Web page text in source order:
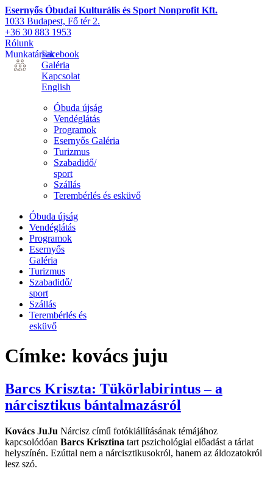
Esernyős Óbudai Kulturális és Sport Nonprofit Kft.
1033 Budapest, Fő tér 2.
+36 30 883 1953
Rólunk
MunkatársakFacebook
Galéria
Kapcsolat
English
Óbuda újság
Vendéglátás
Programok
Esernyős Galéria
Turizmus
Szabadidő/
sport
Szállás
Terembérlés és esküvő
Óbuda újság
Vendéglátás
Programok
Esernyős
Galéria
Turizmus
Szabadidő/
sport
Szállás
Terembérlés és
esküvő
Címke: kovács juju
Barcs Kriszta: Tükörlabirintus – a
nárcisztikus bántalmazásról
Kovács JuJu Nárcisz című fotókiállításának témájához
kapcsolódóan Barcs Krisztina tart pszichológiai előadást a tárlat
helyszínén. Ezúttal nem a nárcisztikusokról, hanem az áldozatokról
lesz szó.